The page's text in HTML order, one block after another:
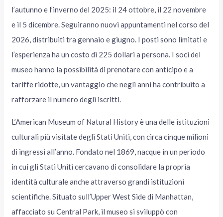
l’autunno e l’inverno del 2025: il 24 ottobre, il 22 novembre
e il 5 dicembre. Seguiranno nuovi appuntamenti nel corso del
2026, distribuiti tra gennaio e giugno. I posti sono limitati e
l’esperienza ha un costo di 225 dollari a persona. I soci del
museo hanno la possibilità di prenotare con anticipo e a
tariffe ridotte, un vantaggio che negli anni ha contribuito a
rafforzare il numero degli iscritti.
L’American Museum of Natural History è una delle istituzioni
culturali più visitate degli Stati Uniti, con circa cinque milioni
di ingressi all’anno. Fondato nel 1869, nacque in un periodo
in cui gli Stati Uniti cercavano di consolidare la propria
identità culturale anche attraverso grandi istituzioni
scientifiche. Situato sull’Upper West Side di Manhattan,
affacciato su Central Park, il museo si sviluppò con